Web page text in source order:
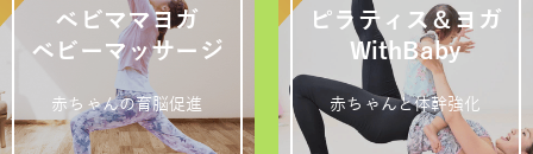
ベビママヨガ
ベビーマッサージ
赤ちゃんの育脳促進
ピラティス＆ヨガ
WithBaby
赤ちゃんと体幹強化